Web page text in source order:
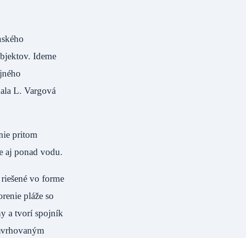
Ideme
L. Vargová
pritom
aj ponad vodu.
vo forme
pláže so
a tvorí spojník